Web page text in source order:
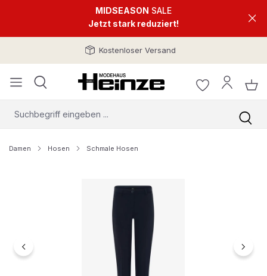
MIDSEASON SALE
Jetzt stark reduziert!
Kostenloser Versand
Damen Hosen Schmale Hosen
Bildergalerie überspringen